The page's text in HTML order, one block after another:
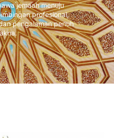
jemaah menuju
profesional,
pengalaman penuh